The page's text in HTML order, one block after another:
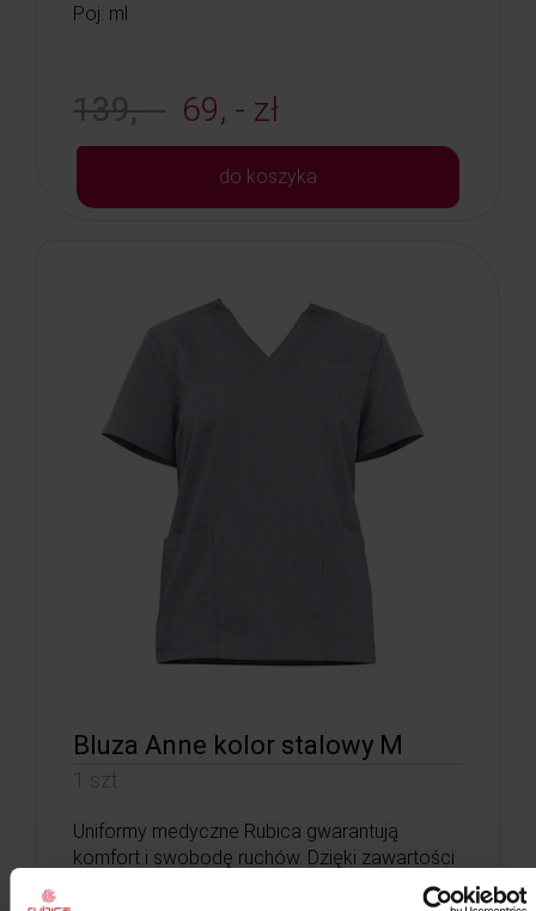
Poj: ml
139, - 69, - zł
do koszyka
Bluza Anne kolor stalowy M
1 szt.
Uniformy medyczne Rubica gwarantują
komfort i swobodę ruchów. Dzięki zawartości
włókien wiskozy pozwalają skórze swobodnie